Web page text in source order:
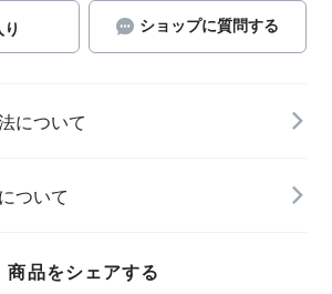
ショップに質問する
について
ついて
商品をシェアする